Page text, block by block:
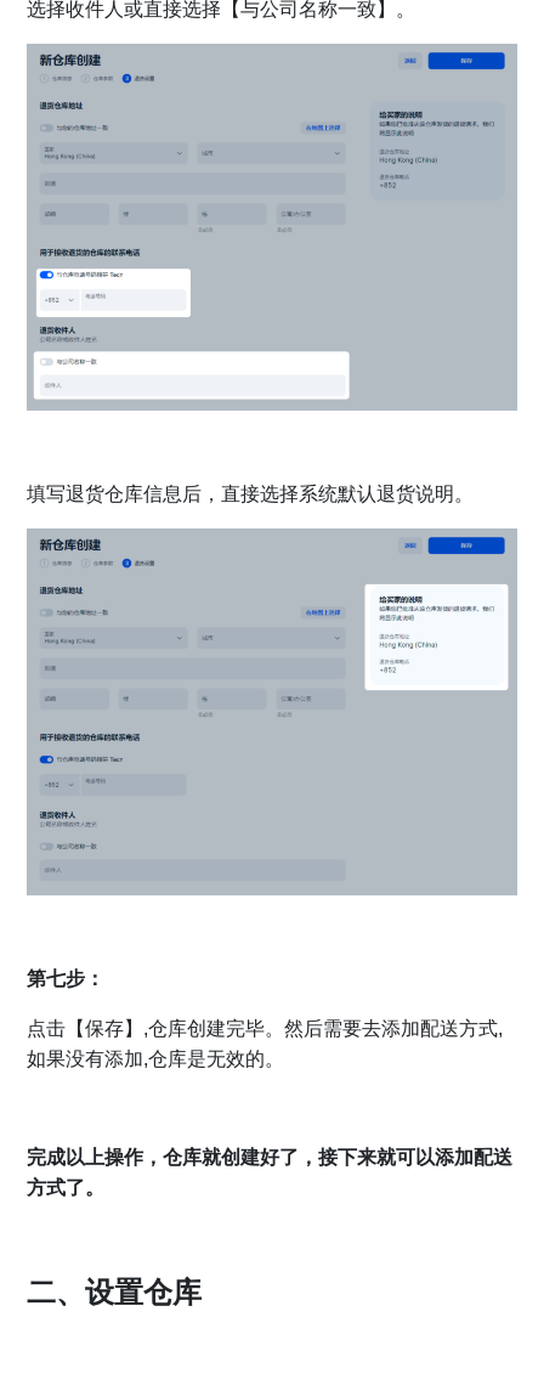
选择收件人或直接选择【与公司名称一致】。
填写退货仓库信息后，直接选择系统默认退货说明。
第七步：
点击【保存】,仓库创建完毕。然后需要去添加配送方式,
如果没有添加,仓库是无效的。
完成以上操作，仓库就创建好了，接下来就可以添加配送
方式了。
二、设置仓库